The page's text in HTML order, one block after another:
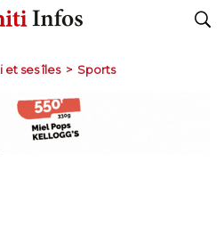
et ses îles > Sports